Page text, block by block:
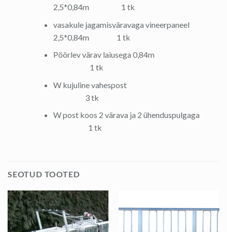
2,5*0,84m 1 tk
vasakule jagamisväravaga vineerpaneel
2,5*0,84m 1 tk
Pöörlev värav laiusega 0,84m
1 tk
W kujuline vahespost
3 tk
W post koos 2 värava ja 2 ühenduspulgaga
1 tk
SEOTUD TOOTED